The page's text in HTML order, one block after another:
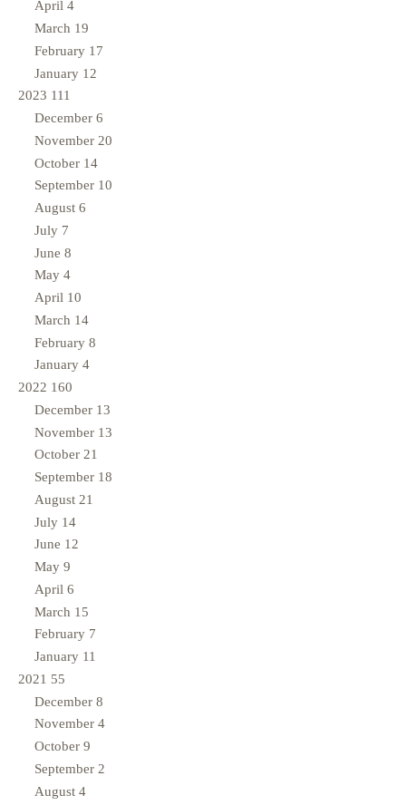
April 4
March 19
February 17
January 12
2023 111
December 6
November 20
October 14
September 10
August 6
July 7
June 8
May 4
April 10
March 14
February 8
January 4
2022 160
December 13
November 13
October 21
September 18
August 21
July 14
June 12
May 9
April 6
March 15
February 7
January 11
2021 55
December 8
November 4
October 9
September 2
August 4